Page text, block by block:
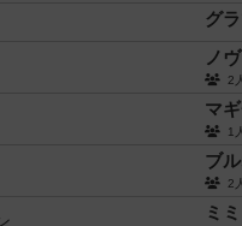
グ
ノ
2
マ
1
ブ
2
ミ